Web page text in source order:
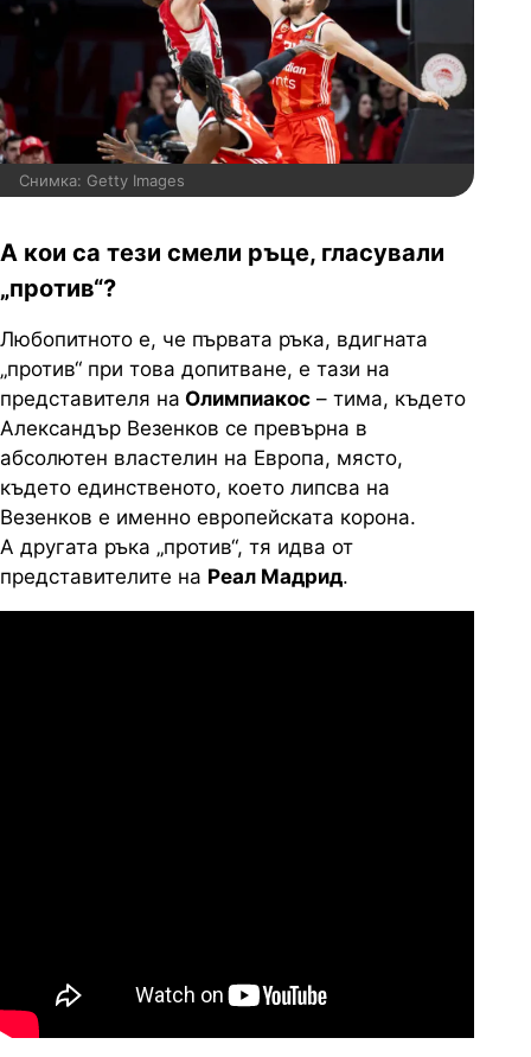
Снимка: Getty Images
А кои са тези смели ръце, гласували
„против“?
Любопитното е, че първата ръка, вдигната
„против“ при това допитване, е тази на
представителя на Олимпиакос – тима, където
Александър Везенков се превърна в
абсолютен властелин на Европа, място,
където единственото, което липсва на
Везенков е именно европейската корона.
А другата ръка „против“, тя идва от
представителите на Реал Мадрид.